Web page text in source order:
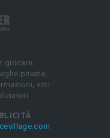
giocare
private,
voti